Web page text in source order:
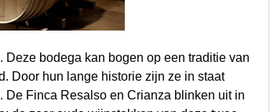
bodega kan bogen op een traditie van
Door hun lange historie zijn ze in staat
Finca Resalso en Crianza blinken uit in